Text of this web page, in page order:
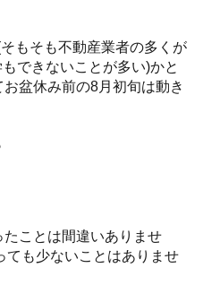
もそも不動産業者の多くが
できないことが多い)かと
盆休み前の8月初旬は動き
ことは間違いありませ
ても少ないことはありませ